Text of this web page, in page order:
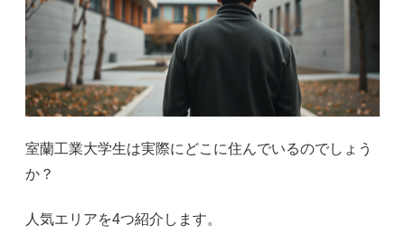
室蘭工業大学生は実際にどこに住んでいるのでしょう
か？
人気エリアを4つ紹介します。